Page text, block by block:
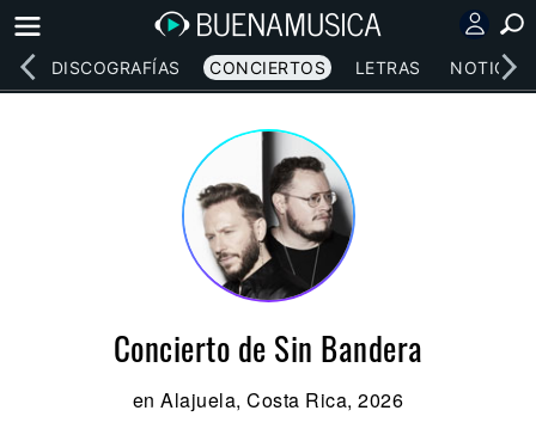
DISCOGRAFÍAS CONCIERTOS LETRAS NOTICIAS
Concierto de Sin Bandera
en Alajuela, Costa Rica, 2026